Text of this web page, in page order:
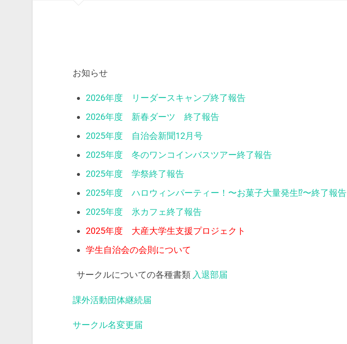
お知らせ
2026年度 リーダースキャンプ終了報告
2026年度 新春ダーツ 終了報告
2025年度 自治会新聞12月号
2025年度 冬のワンコインバスツアー終了報告
2025年度 学祭終了報告
2025年度 ハロウィンパーティー！〜お菓子大量発生⁉︎〜終了報告
2025年度 氷カフェ終了報告
2025年度 大産大学生支援プロジェクト
学生自治会の会則について
サークルについての各種書類 入退部届
課外活動団体継続届
サークル名変更届